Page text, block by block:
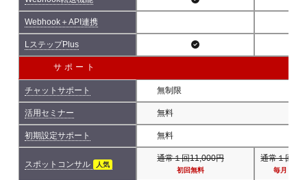
Webhook＋API連携
LステップPlus
サポート
チャットサポート 無制限
活用セミナー 無料
初期設定サポート 無料
スポットコンサル 人気
通常１回11,000円
初回無料
通常１回
毎月１回